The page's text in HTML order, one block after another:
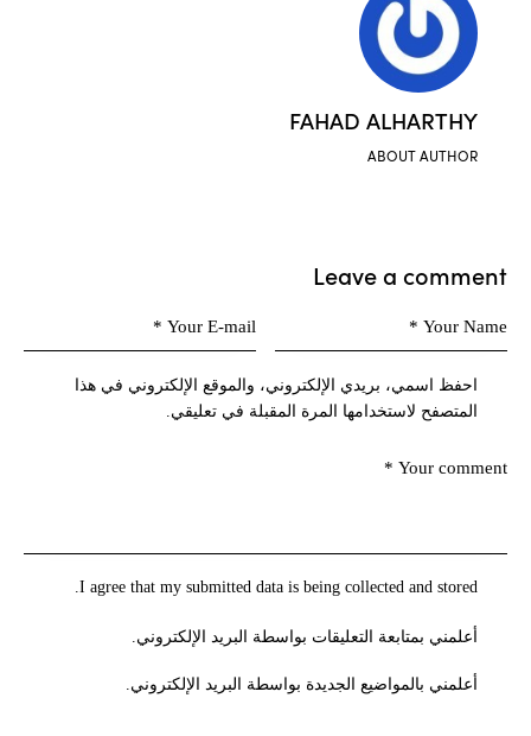
FAHAD ALHARTHY
ABOUT AUTHOR
Leave a comment
احفظ اسمي، بريدي الإلكتروني، والموقع الإلكتروني في هذا
المتصفح لاستخدامها المرة المقبلة في تعليقي.
I agree that my submitted data is being collected and stored.
أعلمني بمتابعة التعليقات بواسطة البريد الإلكتروني.
أعلمني بالمواضيع الجديدة بواسطة البريد الإلكتروني.